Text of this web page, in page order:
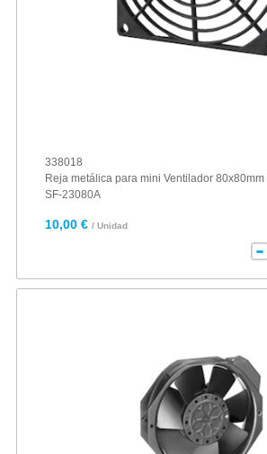
338018
Reja metálica para mini Ventilador 80x80mm
SF-23080A
10,00 € / Unidad